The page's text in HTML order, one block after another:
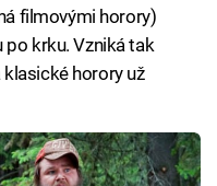
filmovými horory)
po krku. Vzniká tak
horory už